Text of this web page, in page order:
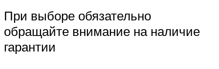
При выборе обязательно
обращайте внимание на наличие
гарантии